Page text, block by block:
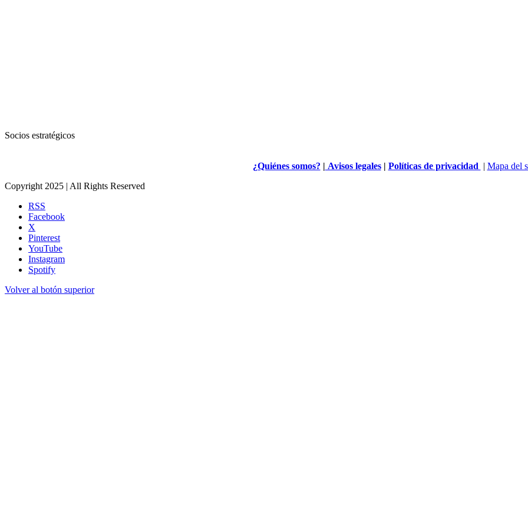
Socios estratégicos
¿Quiénes somos? | Avisos legales| Políticas de privacidad | Mapa del
Copyright 2025 | All Rights Reserved
RSS
Facebook
X
Pinterest
YouTube
Instagram
Spotify
Volver al botón superior